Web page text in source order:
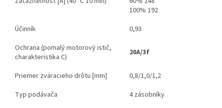
100% 192
Účinník
0,93
Ochrana (pomalý motorový istič,
charakteristika C)
20A/3f
Priemer zváracieho drôtu [mm]
0,8/1,0/1,2
Typ podávača
4 zásobníky